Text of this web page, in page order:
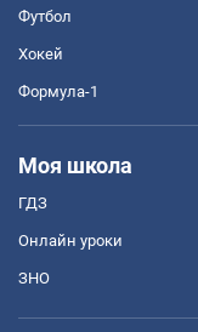
Футбол
Хокей
Формула-1
Моя школа
ГДЗ
Онлайн уроки
ЗНО